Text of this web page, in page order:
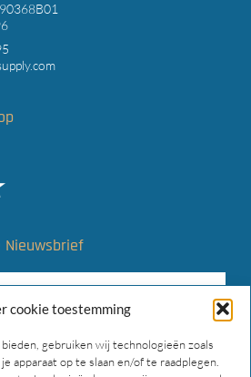
cookie toestemming
gebruiken wij technologieën zoals
apparaat op te slaan en/of te raadplegen.